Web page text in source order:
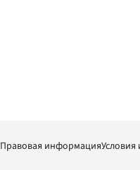
Правовая информацияУсловия